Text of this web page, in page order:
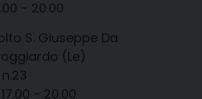
- 20.00
S. Giuseppe Da
(Le)
- 20.00